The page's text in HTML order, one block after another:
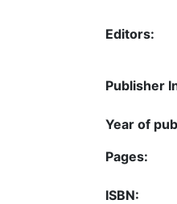
Editors:
Publisher
Year of
Pages:
ISBN: